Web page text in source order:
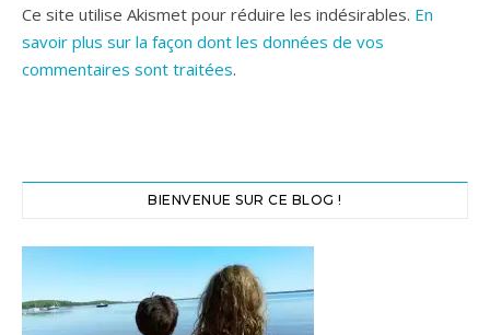
Ce site utilise Akismet pour réduire les indésirables. En
savoir plus sur la façon dont les données de vos
commentaires sont traitées.
BIENVENUE SUR CE BLOG !